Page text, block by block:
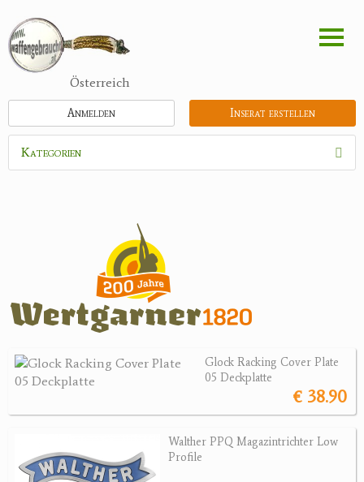
zum
Inhalt
Österreich
Inserat erstellen
Anmelden
Kategorien
Zielfernrohre
Nachtsichtgeräte
Wärmebildgeräte
Zubehör
Glock Racking Cover Plate
05 Deckplatte
€ 38.90
Walther PPQ Magazintrichter Low
Profile